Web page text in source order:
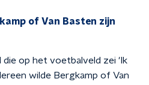
of Van Basten zijn
die op het voetbalveld zei 'Ik
wilde Bergkamp of Van